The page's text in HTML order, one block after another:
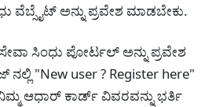
ವೆಬ್ಸೈಟ್ ಅನ್ನು ಪ್ರವೇಶ ಮಾಡಬೇಕು.
ಸಿಂಧು ಪೋರ್ಟಲ್ ಅನ್ನು ಪ್ರವೇಶ
"New user ? Register here"
ಆಧಾರ್ ಕಾರ್ಡ್ ವಿವರವನ್ನು ಭರ್ತಿ